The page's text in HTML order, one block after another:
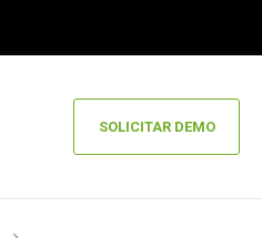
SOLICITAR DEMO